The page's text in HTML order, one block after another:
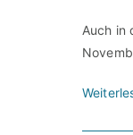
Auch in